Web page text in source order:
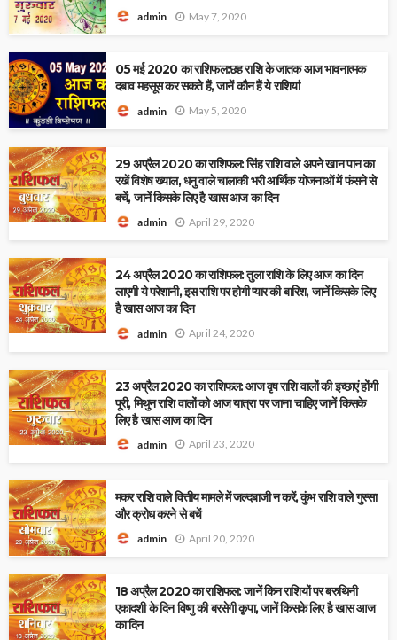
admin May 7, 2020
05 मई 2020 का राशिफल:छह राशि के जातक आज भावनात्मक
दबाव महसूस कर सकते हैं, जानें कौन हैं ये राशियां
admin May 5, 2020
29 अप्रैल 2020 का राशिफल: सिंह राशि वाले अपने खान पान का
रखें विशेष ख्याल, धनु वाले चालाकी भरी आर्थिक योजनाओं में फंसने से
बचें, जानें किसके लिए है खास आज का दिन
admin April 29, 2020
24 अप्रैल 2020 का राशिफल: तुला राशि के लिए आज का दिन
लाएगी ये परेशानी, इस राशि पर होगी प्यार की बारिश, जानें किसके लिए
है खास आज का दिन
admin April 24, 2020
23 अप्रैल 2020 का राशिफल: आज वृष राशि वालों की इच्छाएं होंगी
पूरी, मिथुन राशि वालों को आज यात्रा पर जाना चाहिए जानें किसके
लिए है खास आज का दिन
admin April 23, 2020
मकर राशि वाले वित्तीय मामले में जल्दबाजी न करें, कुंभ राशि वाले गुस्सा
और क्रोध करने से बचें
admin April 20, 2020
18 अप्रैल 2020 का राशिफल: जानें किन राशियों पर बरुथिनी
एकादशी के दिन विष्णु की बरसेगी कृपा, जानें किसके लिए है खास आज
का दिन